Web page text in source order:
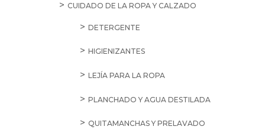
CUIDADO DE LA ROPA Y CALZADO
DETERGENTE
HIGIENIZANTES
LEJÍA PARA LA ROPA
PLANCHADO Y AGUA DESTILADA
QUITAMANCHAS Y PRELAVADO